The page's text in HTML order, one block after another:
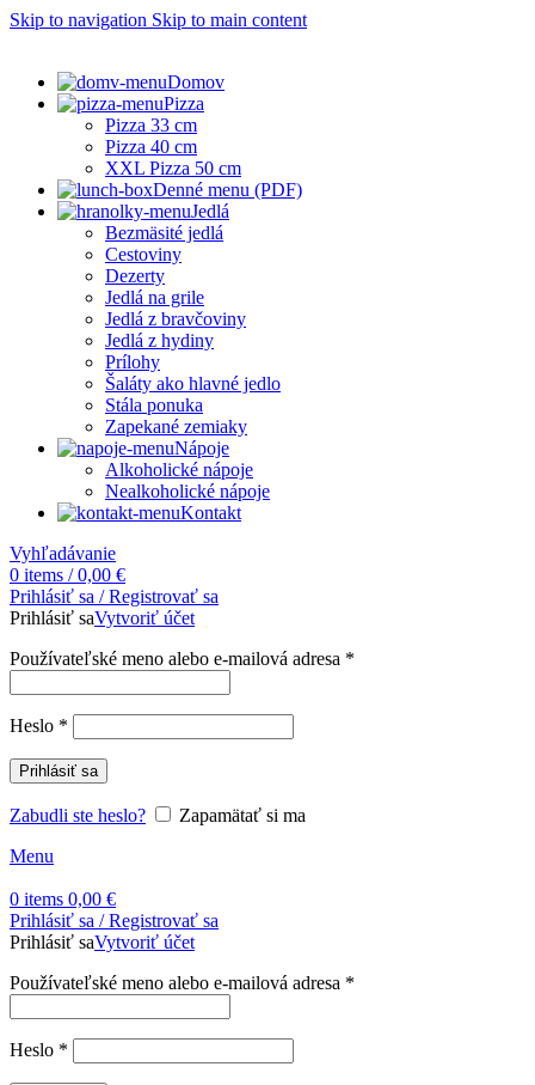
Skip to navigation Skip to main content
Domov
Pizza
Pizza 33 cm
Pizza 40 cm
XXL Pizza 50 cm
Denné menu (PDF)
Jedlá
Bezmäsité jedlá
Cestoviny
Dezerty
Jedlá na grile
Jedlá z bravčoviny
Jedlá z hydiny
Prílohy
Šaláty ako hlavné jedlo
Stála ponuka
Zapekané zemiaky
Nápoje
Alkoholické nápoje
Nealkoholické nápoje
Kontakt
Vyhľadávanie
0 items / 0,00 €
Prihlásiť sa / Registrovať sa
Prihlásiť saVytvoriť účet
Používateľské meno alebo e-mailová adresa *
Heslo *
Prihlásiť sa
Zabudli ste heslo?
Zapamätať si ma
Menu
0 items 0,00 €
Prihlásiť sa / Registrovať sa
Prihlásiť saVytvoriť účet
Používateľské meno alebo e-mailová adresa *
Heslo *